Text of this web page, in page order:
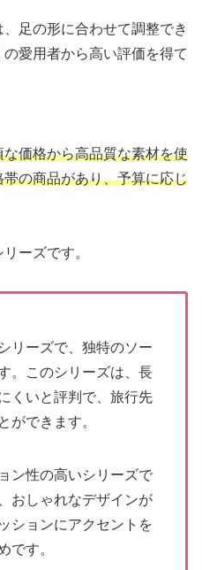
足の形に合わせて調整でき
愛用者から高い評価を得て
な価格から高品質な素材を使
の商品があり、予算に応じ
ーズです。
リーズで、独特のソー
。このシリーズは、長
くいと評判で、旅行先
ができます。
ン性の高いシリーズで
おしゃれなデザインが
ションにアクセントを
です。